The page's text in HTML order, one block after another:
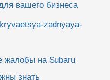
вашего бизнеса
zadnyaya-
жалобы на Subaru
знать